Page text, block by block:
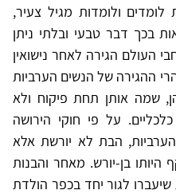
ולומדות מגיל צעיר,
בכך דבר טבעי ובלתי ניתן
העולם הגירה לאחר נישואין
ההגירה של הנשים הערביות
שמה אותן תחת פיקוח ולא
על פי חוקי הירושה
הבת לא יורשת אלא
בן-יורש. מאחר והבנות
לגור יחד בכפר הולדת